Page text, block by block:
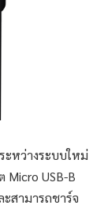
ะหว่างระบบใหม่
USB-B
ะสามารถชาร์จ